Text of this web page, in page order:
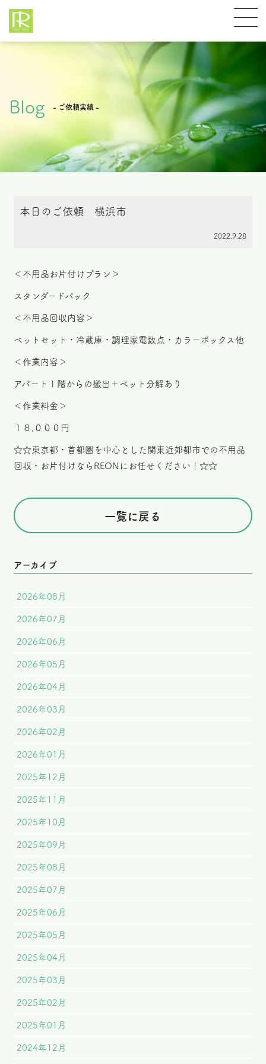
Blog - ご依頼実績 -
本日のご依頼 横浜市
2022.9.28
＜不用品お片付けプラン＞
スタンダードパック
＜不用品回収内容＞
ベットセット・冷蔵庫・調理家電数点・カラーボックス他
＜作業内容＞
アパート１階からの搬出＋ベット分解あり
＜作業料金＞
１８,０００円
☆☆東京都・首都圏を中心とした関東近郊都市での不用品
回収・お片付けならREONにお任せください！☆☆
一覧に戻る
アーカイブ
2026年08月
2026年07月
2026年06月
2026年05月
2026年04月
2026年03月
2026年02月
2026年01月
2025年12月
2025年11月
2025年10月
2025年09月
2025年08月
2025年07月
2025年06月
2025年05月
2025年04月
2025年03月
2025年02月
2025年01月
2024年12月